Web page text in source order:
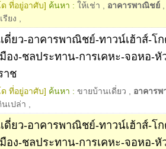
ที่อยู่อาศับ] ค้นหา : ให้เช่า อาคารพาณิชย์
รียง
ดี่ยว-อาคารพาณิชย์-ทาวน์เฮ้าส์-โ
อง-ชลประทาน-การเคหะ-จอหอ-หั
าช
ที่อยู่อาศับ] ค้นหา : ขายบ้านเดี่ยว
อาคาร
เปล่า
ดี่ยว-อาคารพาณิชย์-ทาวน์เฮ้าส์-โ
อง-ชลประทาน-การเคหะ-จอหอ-หั